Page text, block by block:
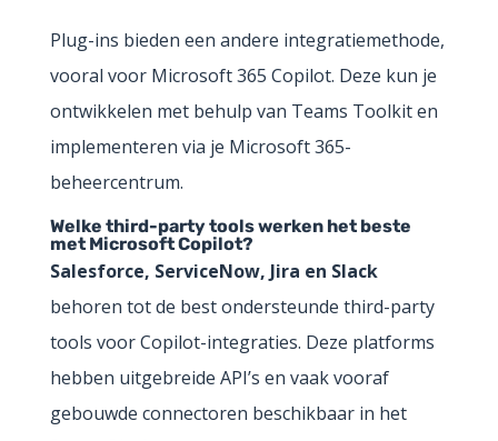
Plug-ins bieden een andere integratiemethode,
vooral voor Microsoft 365 Copilot. Deze kun je
ontwikkelen met behulp van Teams Toolkit en
implementeren via je Microsoft 365-
beheercentrum.
Welke third-party tools werken het beste
met Microsoft Copilot?
Salesforce, ServiceNow, Jira en Slack
behoren tot de best ondersteunde third-party
tools voor Copilot-integraties. Deze platforms
hebben uitgebreide API’s en vaak vooraf
gebouwde connectoren beschikbaar in het